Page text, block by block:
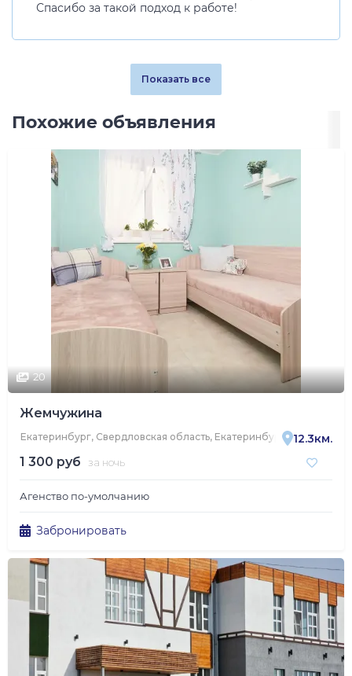
Спасибо за такой подход к работе!
Показать все
Похожие объявления
20
Жемчужина
Екатеринбург, Свердловская область, Екатеринбург, улица
12.3км.
1 300 руб за ночь
Агенство по-умолчанию
Забронировать